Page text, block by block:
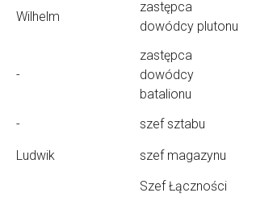
Wilhelm
zastępca
dowódcy plutonu
-
zastępca
dowódcy
batalionu
- szef sztabu
Ludwik szef magazynu
Szef Łączności